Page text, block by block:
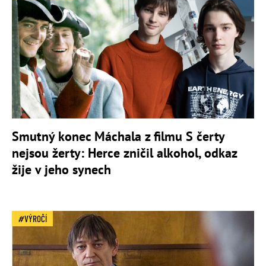
Smutný konec Máchala z filmu S čerty
nejsou žerty: Herce zničil alkohol, odkaz
žije v jeho synech
VÝROČÍ